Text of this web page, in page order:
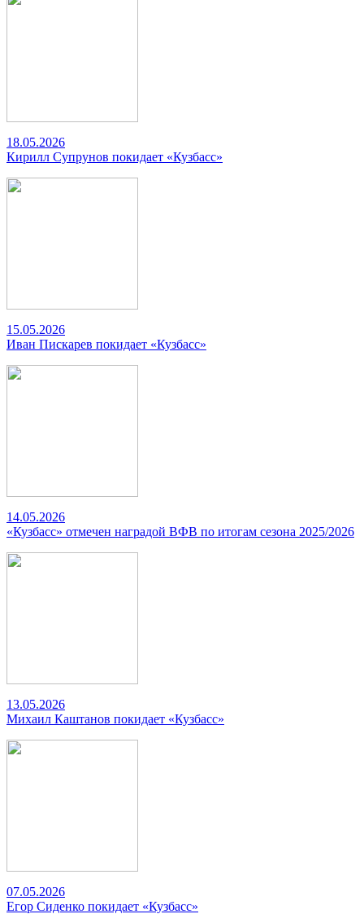
18.05.2026
Кирилл Супрунов покидает «Кузбасс»
15.05.2026
Иван Пискарев покидает «Кузбасс»
14.05.2026
«Кузбасс» отмечен наградой ВФВ по итогам сезона 2025/2026
13.05.2026
Михаил Каштанов покидает «Кузбасс»
07.05.2026
Егор Сиденко покидает «Кузбасс»